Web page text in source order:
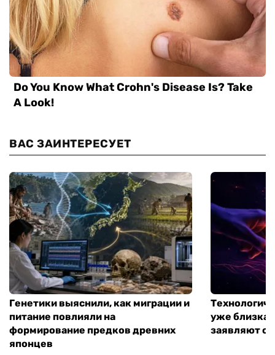
ВАС ЗАИНТЕРЕСУЕТ
Генетики выяснили, как миграции и
питание повлияли на
формирование предков древних
японцев
уже близка:
заявляют о